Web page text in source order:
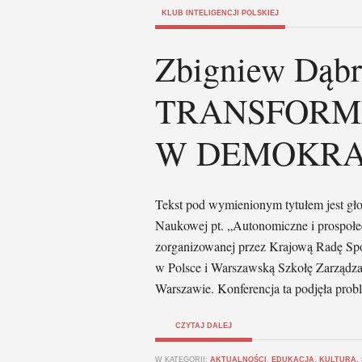
KLUB INTELIGENCJI POLSKIEJ
Zbigniew
W
Tekst pod wymienionym tytułem jest
Naukowej pt. „Autonomiczne i
zorganizowanej przez Krajową Radę
w Polsce i Warszawską Szkołę
Warszawie. Konferencja ta podjęła
CZYTAJ DALEJ
W KATEGORII: AKTUALNOŚCI , EDUKACJA, KULTURA,